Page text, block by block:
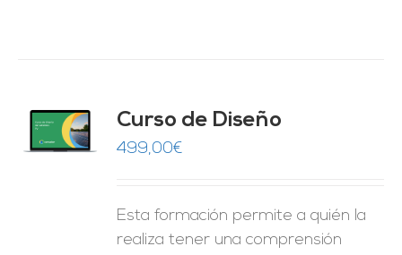
Curso de Diseño
499,00€
Esta formación permite a quién la
realiza tener una comprensión